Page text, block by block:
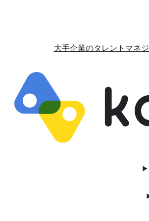
大手企業のタレントマネ